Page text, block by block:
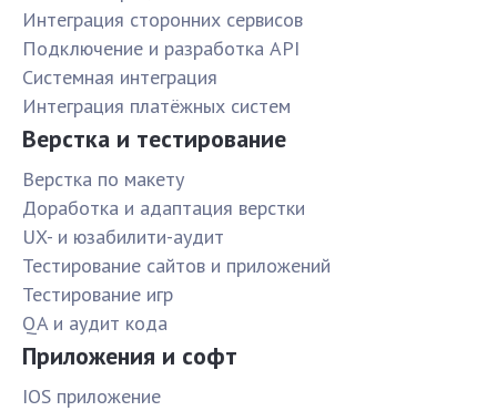
Интеграция сторонних сервисов
Подключение и разработка API
Системная интеграция
Интеграция платёжных систем
Верстка и тестирование
Верстка по макету
Доработка и адаптация верстки
UX- и юзабилити-аудит
Тестирование сайтов и приложений
Тестирование игр
QA и аудит кода
Приложения и софт
IOS приложение